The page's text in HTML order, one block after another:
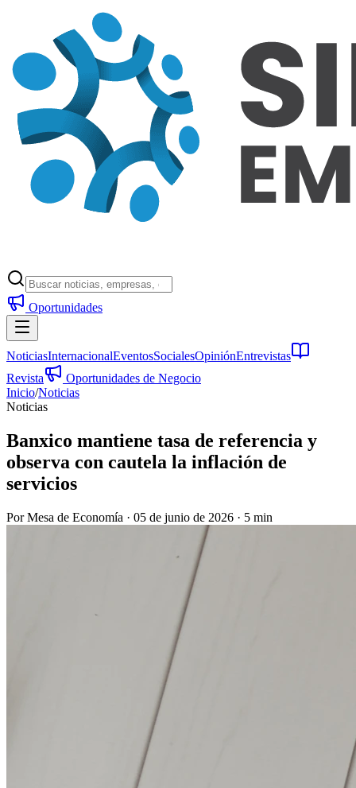
Oportunidades
NoticiasInternacionalEventosSocialesOpiniónEntrevistas
Revista
Oportunidades de Negocio
Inicio/Noticias
Noticias
Banxico mantiene tasa de referencia y
observa con cautela la inflación de
servicios
PorMesa de Economía · 05 de junio de 2026 · 5 min